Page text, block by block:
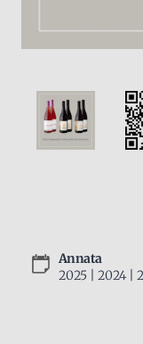
Annata
2025 | 2024 |